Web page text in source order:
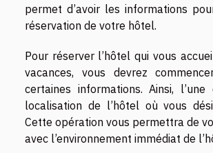
permet d’avoir les informations
réservation de votre hôtel.
Pour réserver l’hôtel qui vous
vacances, vous devrez
certaines informations. Ainsi,
localisation de l’hôtel où vous
Cette opération vous permettra de
avec l’environnement immédiat de